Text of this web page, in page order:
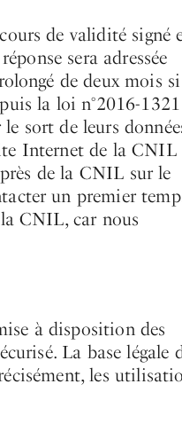
de validité signé
sera adressée
de deux mois
la loi n°2016-1321
sort de leurs
Internet de la CNIL
de la CNIL sur le
un premier
CNIL, car nous
à disposition des
La base légale
les